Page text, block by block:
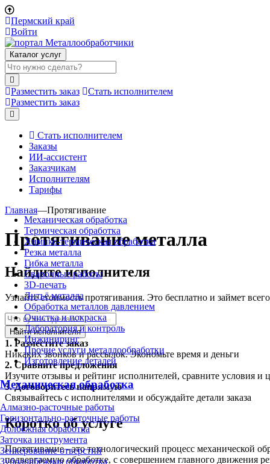
Пермский край
Войти
Каталог услуг
Разместить заказ
Стать исполнителем
Разместить заказ
Стать исполнителем
Заказы
ИИ-ассистент
Заказчикам
Исполнителям
Тарифы
Механическая обработка
Термическая обработка
Химико-термическая обработка
Резка металла
Гибка металла
Сварочные работы
3D-печать
Литьё металла
Обработка металлов давлением
Очистка и покраска
Лаборатория и контроль
Инжиниринг
Прочие услуги металлообработки
Изготовление деталей
Механическая обработка
Алмазно-расточные работы
Горизонтально-расточные работы
Долбёжная обработка
Заточка инструмента
Зенкерование отверстий
Зубодолбёжная обработка
Главная—Протягивание
Протягивание металла
Найдите исполнителя
Узнайте стоимость протягивания. Это бесплатно и займет
Найти исполнителя
1. Разместите заказ
Никаких звонков и рассылок. Экономьте время и деньги
2. Сравните предложения
Изучите отзывы и рейтинг исполнителей, сравните условия и
3.Договоритесь напрямую
Связывайтесь с исполнителями и обсуждайте детали заказа
Коротко об услуге
Протягивание - это технологический процесс механической
подвергаемую обработке, с совершением главного движения